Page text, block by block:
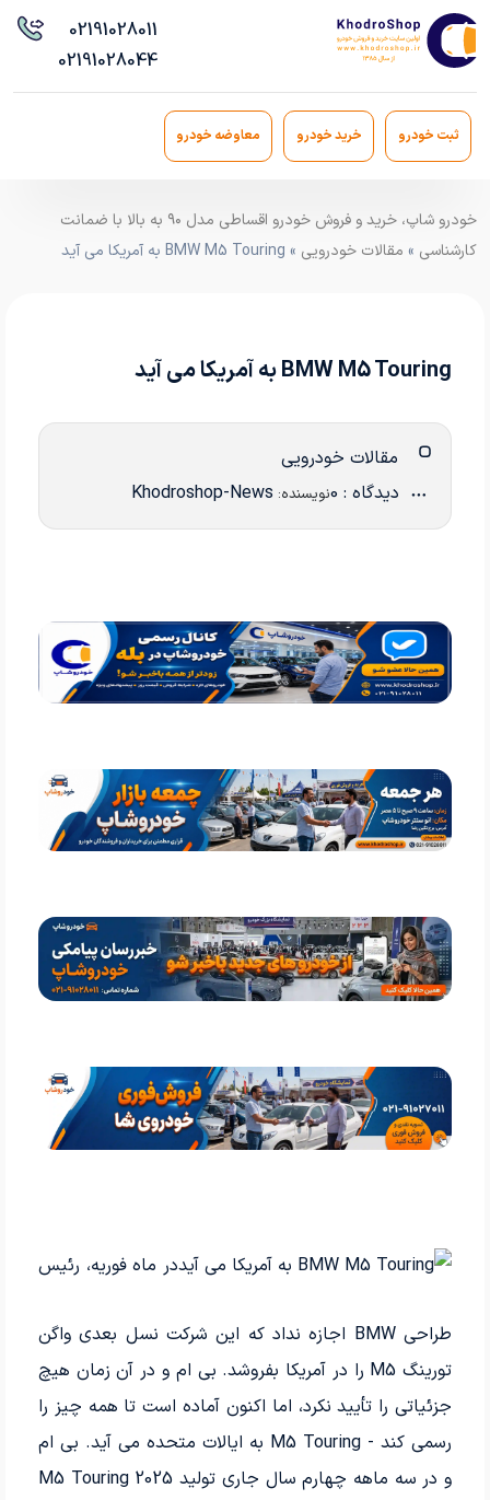
02191028011
02191028044
ثبت خودرو خرید خودرو معاوضه خودرو
خودرو شاپ، خرید و فروش خودرو اقساطی مدل ۹۰ به بالا با ضمانت
کارشناسی » مقالات خودرویی » BMW M5 Touring به آمریکا می آید
BMW M5 Touring به آمریکا می آید
مقالات خودرویی
دیدگاه : 0 نویسنده: Khodroshop-News
در ماه فوریه، رئیس
طراحی BMW اجازه نداد که این شرکت نسل بعدی واگن
تورینگ M5 را در آمریکا بفروشد. بی ام و در آن زمان هیچ
جزئیاتی را تأیید نکرد، اما اکنون آماده است تا همه چیز را
رسمی کند - M5 Touring به ایالات متحده می آید. بی ام
و در سه ماهه چهارم سال جاری تولید M5 Touring 2025